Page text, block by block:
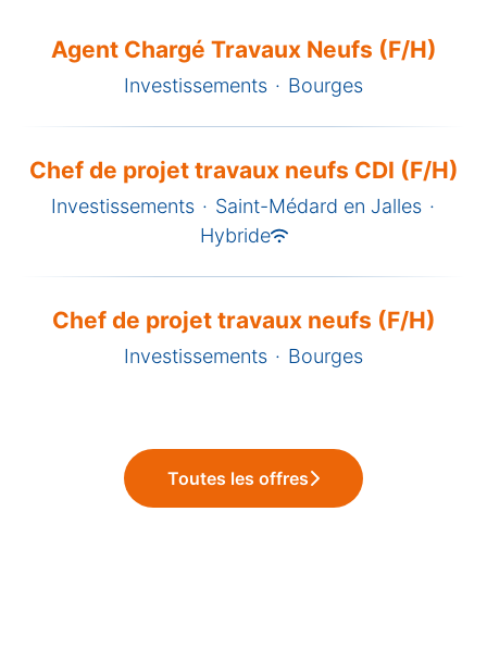
Agent Chargé Travaux Neufs (F/H)
Investissements · Bourges
Chef de projet travaux neufs CDI (F/H)
Investissements · Saint-Médard en Jalles ·
Hybride
Chef de projet travaux neufs (F/H)
Investissements · Bourges
Toutes les offres